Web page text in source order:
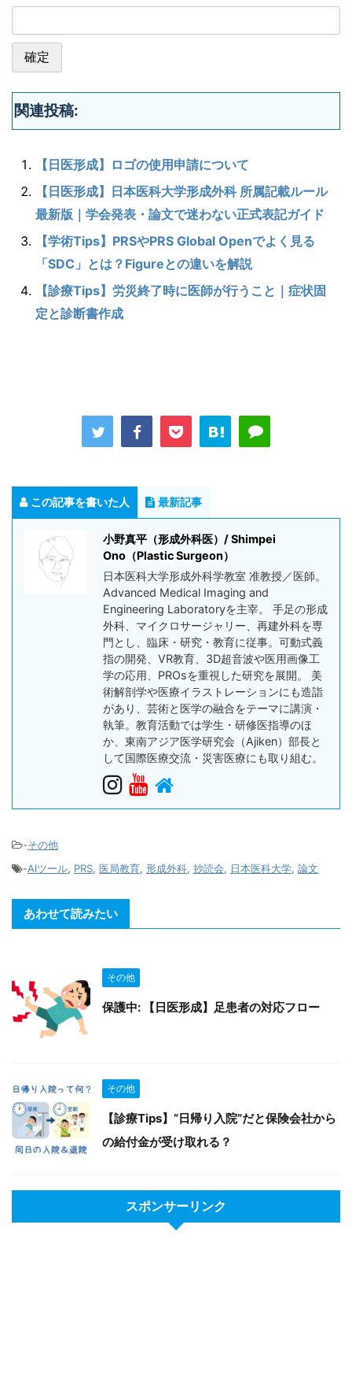
関連投稿:
【日医形成】ロゴの使用申請について
【日医形成】日本医科大学形成外科 所属記載ルール
最新版｜学会発表・論文で迷わない正式表記ガイド
【学術Tips】PRSやPRS Global Openでよく見る
「SDC」とは？Figureとの違いを解説
【診療Tips】労災終了時に医師が行うこと｜症状固
定と診断書作成
この記事を書いた人 最新記事
小野真平（形成外科医）/ Shimpei
Ono（Plastic Surgeon）
日本医科大学形成外科学教室 准教授／医師。
Advanced Medical Imaging and
Engineering Laboratoryを主宰。 手足の形成
外科、マイクロサージャリー、再建外科を専
門とし、臨床・研究・教育に従事。可動式義
指の開発、VR教育、3D超音波や医用画像工
学の応用、PROsを重視した研究を展開。 美
術解剖学や医療イラストレーションにも造詣
があり、芸術と医学の融合をテーマに講演・
執筆。教育活動では学生・研修医指導のほ
か、東南アジア医学研究会（Ajiken）部長と
して国際医療交流・災害医療にも取り組む。
-その他
-AIツール, PRS, 医局教育, 形成外科, 抄読会, 日本医科大学, 論文
あわせて読みたい
その他
保護中: 【日医形成】足患者の対応フロー
その他
【診療Tips】”日帰り入院”だと保険会社から
の給付金が受け取れる？
スポンサーリンク